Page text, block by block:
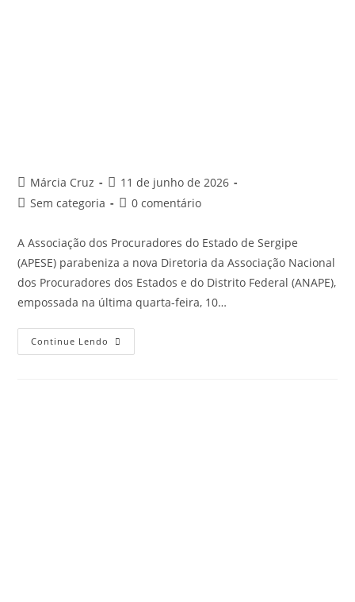
Márcia Cruz
11 de junho de 2026
Sem categoria
0 comentário
A Associação dos Procuradores do Estado de Sergipe
(APESE) parabeniza a nova Diretoria da Associação Nacional
dos Procuradores dos Estados e do Distrito Federal (ANAPE),
empossada na última quarta-feira, 10…
Continue Lendo